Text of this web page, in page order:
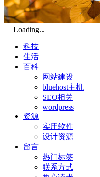
Loading...
科技
生活
百科
网站建设
bluehost主机
SEO相关
wordpress
资源
实用软件
设计资源
留言
热门标签
联系方式